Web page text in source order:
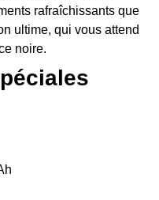
rafraîchissants que
ultime, qui vous attend
noire.